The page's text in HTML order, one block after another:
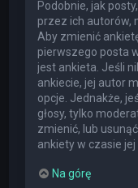
Podobnie, jak
przez ich autorów,
Aby zmienić
pierwszego posta
jest ankieta. Jeśli
ankiecie, jej autor
opcje. Jednakże,
głosy, tylko
zmienić, lub
ankiety w czasie jej
Na górę